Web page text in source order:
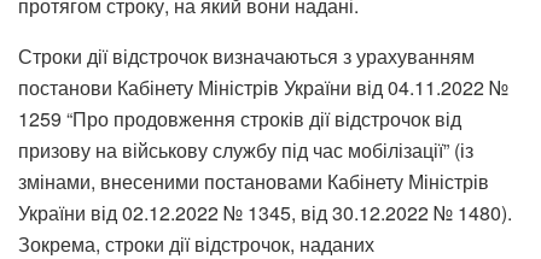
Строки дії відстрочок визначаються з урахуванням
постанови Кабінету Міністрів України від 04.11.2022 №
1259 “Про продовження строків дії відстрочок від
призову на військову службу під час мобілізації” (із
змінами, внесеними постановами Кабінету Міністрів
України від 02.12.2022 № 1345, від 30.12.2022 № 1480).
Зокрема, строки дії відстрочок, наданих